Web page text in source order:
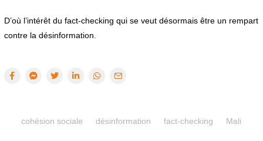
D’où l’intérêt du fact-checking qui se veut désormais être un rempart
contre la désinformation.
cohésion sociale désinformation fact-checking Mali